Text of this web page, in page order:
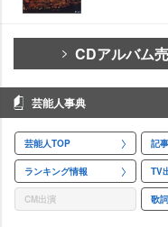
CDアルバム
芸能人事典
芸能人TOP 記事
ランキング情報 TV
CM出演 歌詞